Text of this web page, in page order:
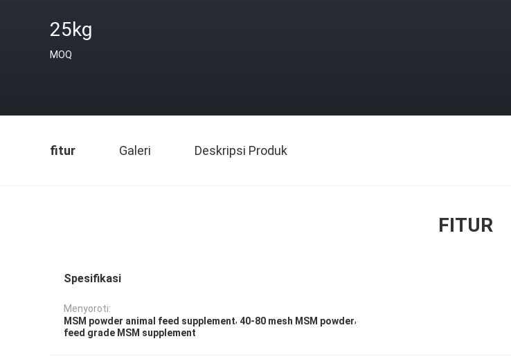
25kg
MOQ
fitur Galeri Deskripsi Produk
FITUR
Spesifikasi
Menyoroti:
MSM powder animal feed supplement, 40-80 mesh MSM powder,
feed grade MSM supplement